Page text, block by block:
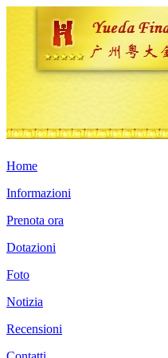
Home
Informazioni
Prenota ora
Dotazioni
Foto
Notizia
Recensioni